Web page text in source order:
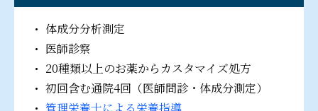
体成分分析測定
医師診察
20種類以上のお薬からカスタマイズ処方
初回含む通院4回（医師問診・体成分測定）